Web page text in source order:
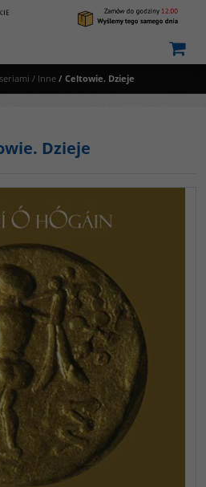
/ Inne / Celtowie. Dzieje
Dzieje